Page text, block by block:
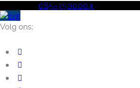
085-7500004
Volg ons: